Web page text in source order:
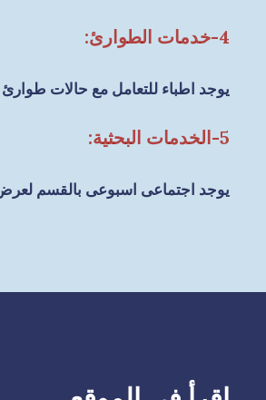
4-خدمات الطوارئ:
يوجد اطباء للتعامل مع حالات طوارئ
5-الخدمات البحثية:
يوجد اجتماعى اسبوعى بالقسم